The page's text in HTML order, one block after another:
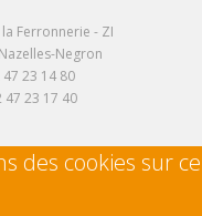
la Ferronnerie - ZI
Negron
47 23 14 80
47 23 17 40
des cookies sur